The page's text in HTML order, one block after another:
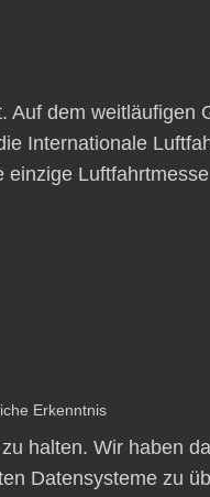
Auf dem
Internationale
einzige
Erkenntnis
halten. Wir haben
Datensysteme zu